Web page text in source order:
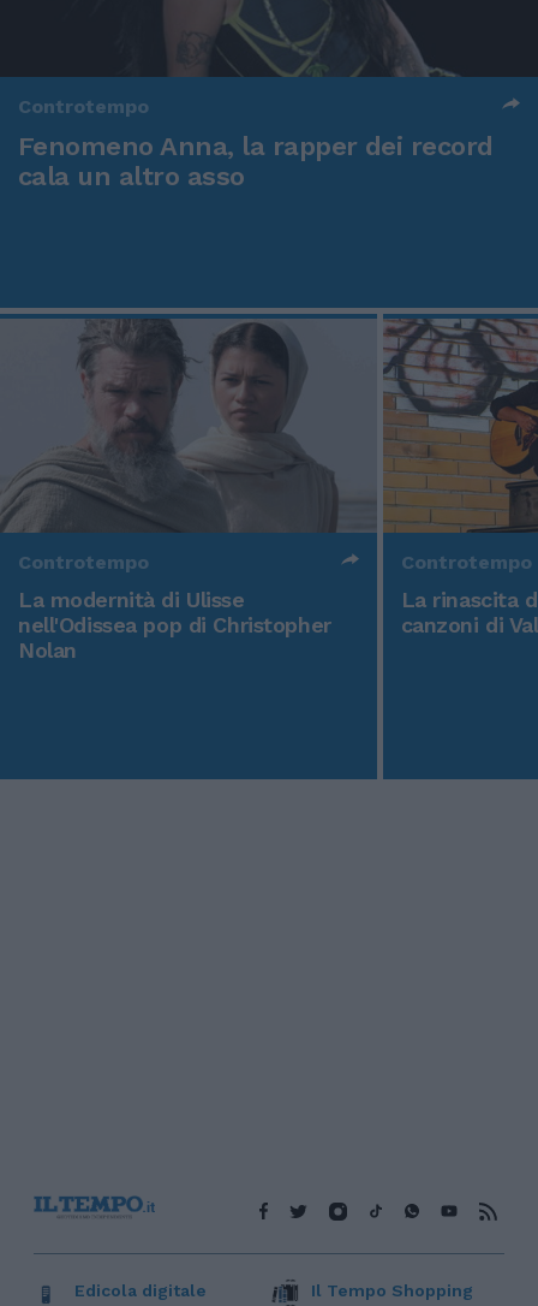
Controtempo
Fenomeno Anna, la rapper dei record
cala un altro asso
Controtempo
La modernità di Ulisse
nell'Odissea pop di Christopher
Nolan
Controtempo
La rinascita
canzoni di
Edicola digitale Il Tempo Shopping